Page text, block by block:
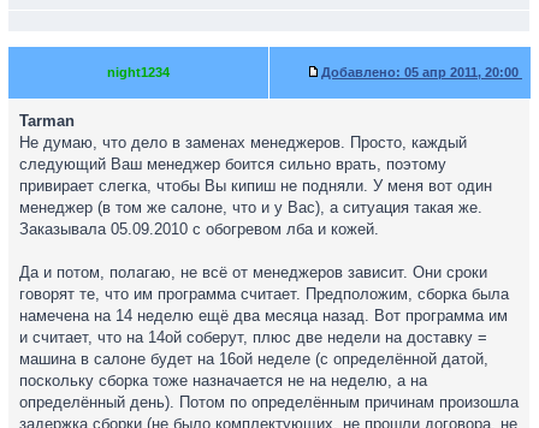
night1234 Добавлено: 05 апр 2011, 20:00
Tarman
Не думаю, что дело в заменах менеджеров. Просто, каждый
следующий Ваш менеджер боится сильно врать, поэтому
привирает слегка, чтобы Вы кипиш не подняли. У меня вот один
менеджер (в том же салоне, что и у Вас), а ситуация такая же.
Заказывала 05.09.2010 с обогревом лба и кожей.
Да и потом, полагаю, не всё от менеджеров зависит. Они сроки
говорят те, что им программа считает. Предположим, сборка была
намечена на 14 неделю ещё два месяца назад. Вот программа им
и считает, что на 14ой соберут, плюс две недели на доставку =
машина в салоне будет на 16ой неделе (с определённой датой,
поскольку сборка тоже назначается не на неделю, а на
определённый день). Потом по определённым причинам произошла
задержка сборки (не было комплектующих, не прошли договора, не